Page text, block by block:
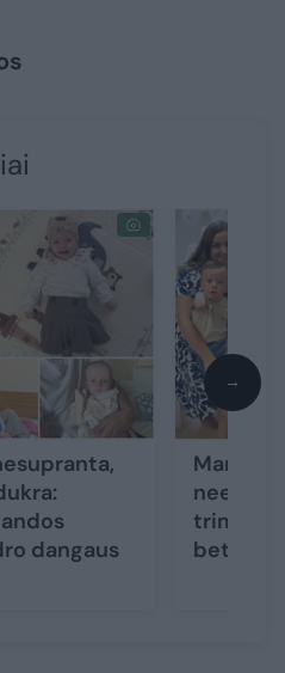
dangaus
trimetis
bet
→